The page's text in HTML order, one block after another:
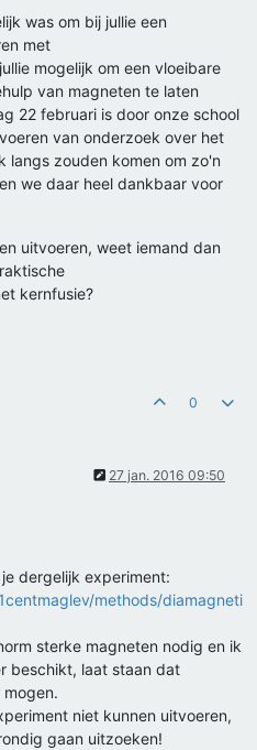
was om bij jullie een
met
mogelijk om een vloeibare
van magneten te laten
22 februari is door onze school
van onderzoek over het
langs zouden komen om zo'n
we daar heel dankbaar voor
uitvoeren, weet iemand dan
kernfusie?
0
27 jan. 2016 09:50
dergelijk experiment:
methods/diamagneti
sterke magneten nodig en ik
beschikt, laat staan dat
mogen.
niet kunnen uitvoeren,
gaan uitzoeken!